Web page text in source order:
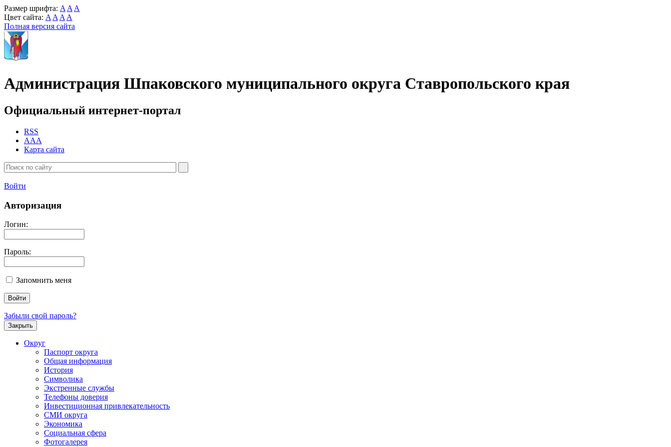
Размер шрифта: A A A
Цвет сайта: A A A A
Полная версия сайта
Администрация Шпаковского муниципального округа Ставропольского края
Официальный интернет-портал
RSS
AAA
Карта сайта
Войти
Авторизация
Логин:
Пароль:
Запомнить меня
Забыли свой пароль?
Закрыть
Округ
Паспорт округа
Общая информация
История
Символика
Экстренные службы
Телефоны доверия
Инвестиционная привлекательность
СМИ округа
Экономика
Социальная сфера
Фотогалерея